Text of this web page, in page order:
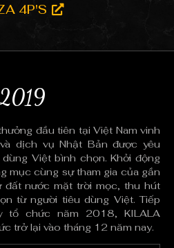
4P'S
đầu tiên tại Việt Nam vinh
dịch vụ Nhật Bản được yêu
Việt bình chọn. Khởi động
mục cùng sự tham gia của gần
nước mặt trời mọc, thu hút
từ người tiêu dùng Việt. Tiếp
tổ chức năm 2018, KILALA
trở lại vào tháng 12 năm nay.